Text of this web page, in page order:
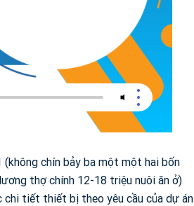
(không chín bảy ba một một hai bốn
thợ chính 12-18 triệu nuôi ăn ở)
chi tiết thiết bị theo yêu cầu của dự án